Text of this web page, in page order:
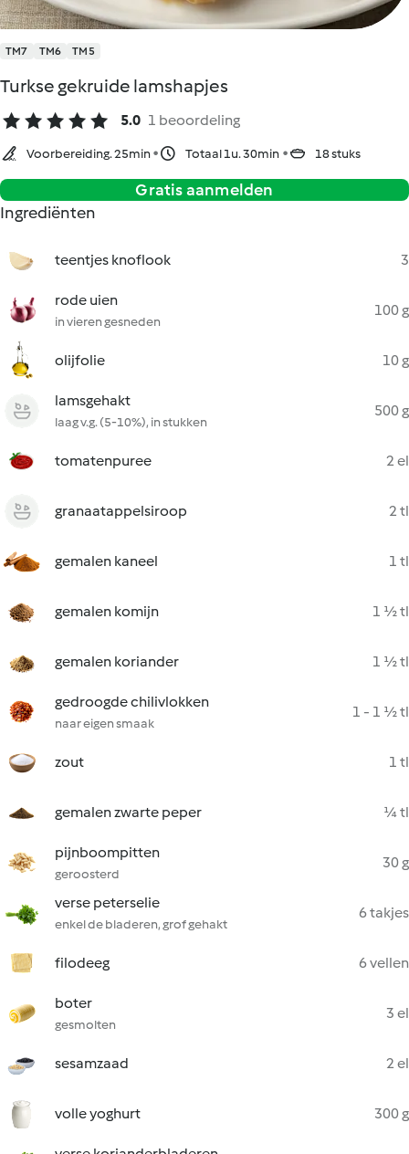
TM7 TM6 TM5
Turkse gekruide lamshapjes
5.0 1 beoordeling
Voorbereiding. 25min Totaal 1u. 30min 18 stuks
Gratis aanmelden
Ingrediënten
teentjes knoflook 3
rode uien
in vieren gesneden
100 g
olijfolie 10 g
lamsgehakt
laag v.g. (5-10%), in stukken
500 g
tomatenpuree 2 el
granaatappelsiroop 2 tl
gemalen kaneel 1 tl
gemalen komijn 1 ½ tl
gemalen koriander 1 ½ tl
gedroogde chilivlokken
naar eigen smaak
1 - 1 ½ tl
zout 1 tl
gemalen zwarte peper ¼ tl
pijnboompitten
geroosterd
30 g
verse peterselie
enkel de bladeren, grof gehakt
6 takjes
filodeeg 6 vellen
boter
gesmolten
3 el
sesamzaad 2 el
volle yoghurt 300 g